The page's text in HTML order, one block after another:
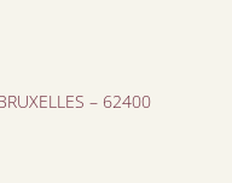
– 62400